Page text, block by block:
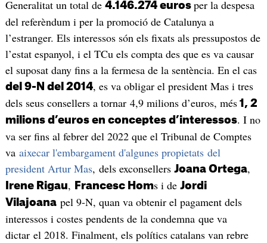
Generalitat un total de 4.146.274 euros per la despesa
del referèndum i per la promoció de Catalunya a
l’estranger. Els interessos són els fixats als pressupostos de
l’estat espanyol, i el TCu els compta des que es va causar
el suposat dany fins a la fermesa de la sentència. En el cas
del 9-N del 2014, es va obligar el president Mas i tres
dels seus consellers a tornar 4,9 milions d’euros, més1, 2
milions d’eurosen conceptes d’interessos. I no
va ser fins al febrer del 2022 que el Tribunal de Comptes
va aixecar l'embargament d'algunes propietats del
president Artur Mas, dels exconsellers Joana Ortega,
Irene Rigau, Francesc Homs i de Jordi
Vilajoanapel 9-N, quan va obtenir el pagament dels
interessos i costes pendents de la condemna que va
dictar el 2018. Finalment, els polítics catalans van rebre